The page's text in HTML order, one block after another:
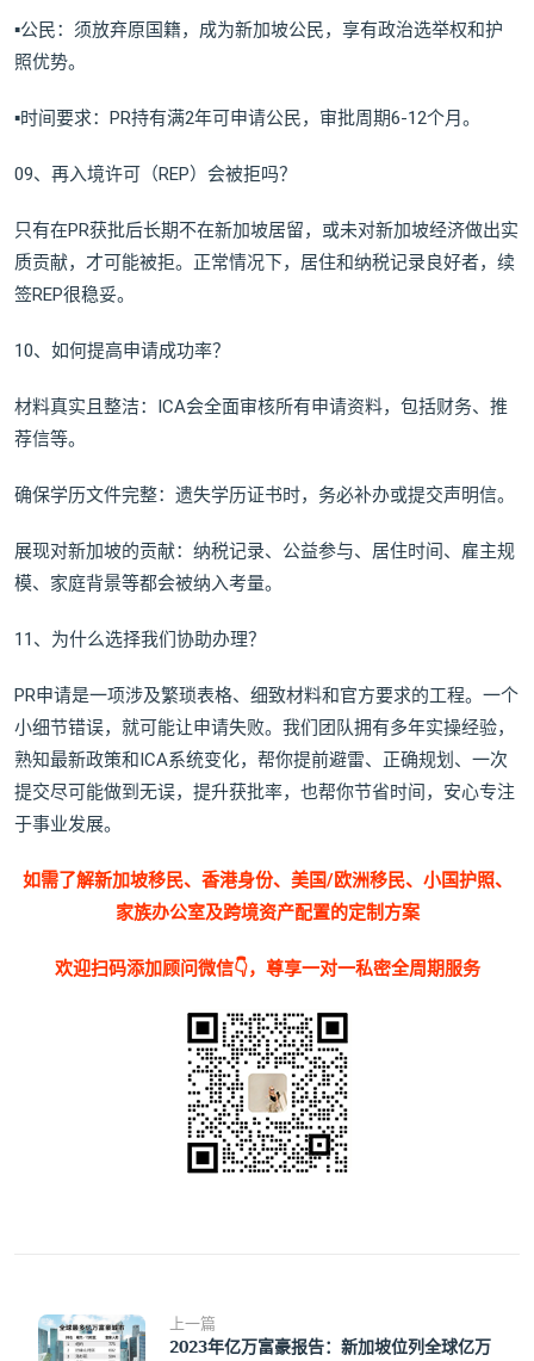
▪公民：须放弃原国籍，成为新加坡公民，享有政治选举权和护
照优势。
▪时间要求：PR持有满2年可申请公民，审批周期6-12个月。
09、再入境许可（REP）会被拒吗？
只有在PR获批后长期不在新加坡居留，或未对新加坡经济做出实
质贡献，才可能被拒。正常情况下，居住和纳税记录良好者，续
签REP很稳妥。
10、如何提高申请成功率？
材料真实且整洁：ICA会全面审核所有申请资料，包括财务、推
荐信等。
确保学历文件完整：遗失学历证书时，务必补办或提交声明信。
展现对新加坡的贡献：纳税记录、公益参与、居住时间、雇主规
模、家庭背景等都会被纳入考量。
11、为什么选择我们协助办理？
PR申请是一项涉及繁琐表格、细致材料和官方要求的工程。一个
小细节错误，就可能让申请失败。我们团队拥有多年实操经验，
熟知最新政策和ICA系统变化，帮你提前避雷、正确规划、一次
提交尽可能做到无误，提升获批率，也帮你节省时间，安心专注
于事业发展。
如需了解新加坡移民、香港身份、美国/欧洲移民、小国护照、
家族办公室及跨境资产配置的定制方案
欢迎扫码添加顾问微信👇，尊享一对一私密全周期服务
上一篇
2023年亿万富豪报告：新加坡位列全球亿万